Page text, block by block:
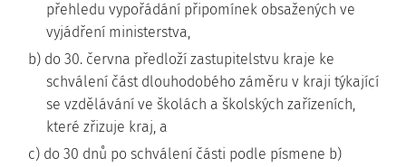
přehledu vypořádání připomínek obsažených ve
vyjádření ministerstva,
b) do 30. června předloží zastupitelstvu kraje ke
schválení část dlouhodobého záměru v kraji týkající
se vzdělávání ve školách a školských zařízeních,
které zřizuje kraj, a
c) do 30 dnů po schválení části podle písmene b)